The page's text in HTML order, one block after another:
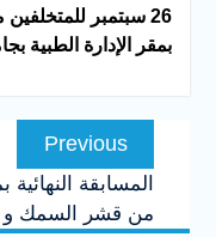
26 سبتمبر
بمقر الإدارة الطبية
تصفّح
المقالاتPrevious
المسابقة
من قشر السمك و